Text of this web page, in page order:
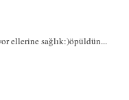
ellerine sağlık:)öpüldün...